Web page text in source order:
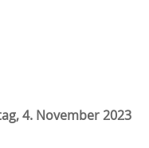
4. November 2023